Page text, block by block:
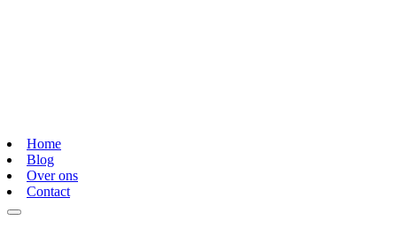
Home
Blog
Over ons
Contact